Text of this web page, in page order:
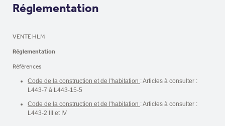
Réglementation
VENTE HLM
Réglementation
Références
Code de la construction et de l'habitation : Articles à consulter :
L443-7 à L443-15-5
Code de la construction et de l'habitation : Articles à consulter :
L443-2 III et IV